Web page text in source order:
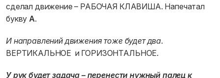
сделал движение – РАБОЧАЯ КЛАВИША. Напечатал
буквуА.
И направлений движения тоже будет два.
ВЕРТИКАЛЬНОЕ и ГОРИЗОНТАЛЬНОЕ.
У рук будет задача – перенести нужный палец к